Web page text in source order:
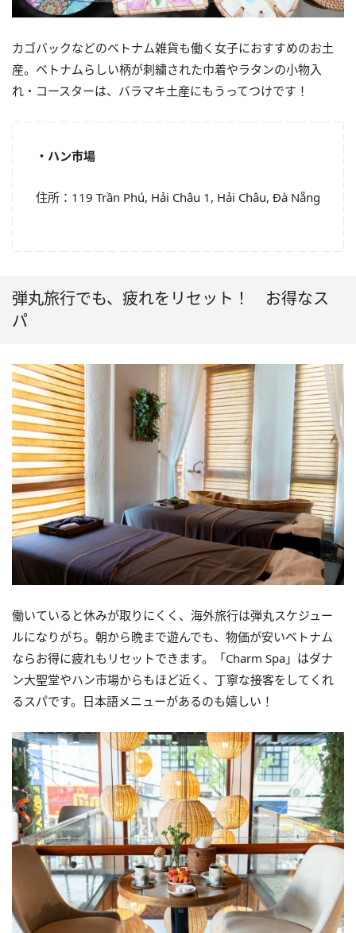
カゴバックなどのベトナム雑貨も働く女子におすすめのお土
産。 ベトナムらしい柄が刺繍された巾着やラタンの小物入
れ・ コースターは、バラマキ土産にもうってつけです！
・ハン市場
住所：119 Trần Phú, Hải Châu 1, Hải Châu, Đà Nẵng
弾丸旅行でも、疲れをリセット！ お得なス
パ
働いていると休みが取りにくく、海外旅行は弾丸スケジュー
ルになりがち。朝から晩まで遊んでも、物価が安いベトナム
ならお得に疲れもリセットできます。「Charm Spa」はダナ
ン大聖堂やハン市場からもほど近く、 丁寧な接客をしてくれ
るスパです。 日本語メニューがあるのも嬉しい！